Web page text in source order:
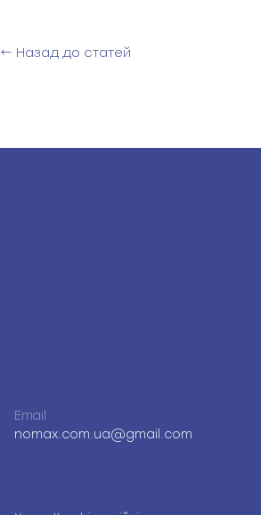
← Назад до статей
Email
nomax.com.ua@gmail.com